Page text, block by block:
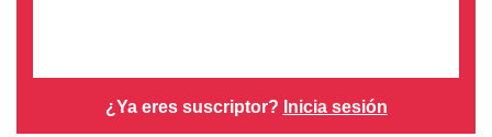
¿Ya eres suscriptor? Inicia sesión